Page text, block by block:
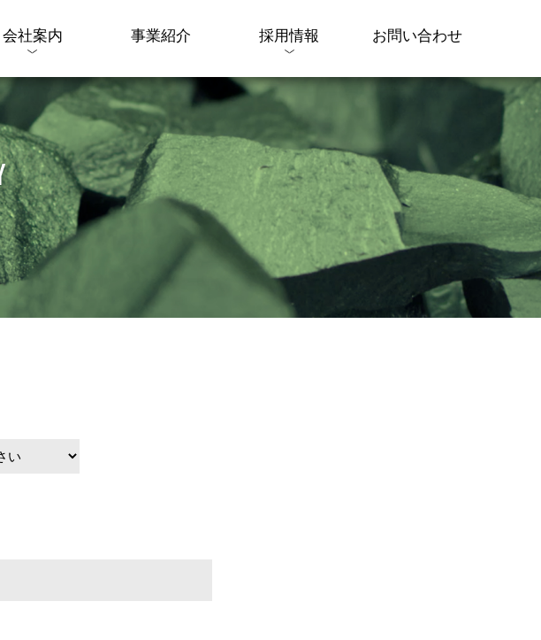
会社案内 事業紹介 採用情報 お問い合わせ